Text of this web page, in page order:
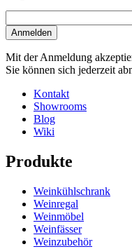
Anmelden
Mit der Anmeldung
Sie können sich jederzeit
Kontakt
Showrooms
Blog
Wiki
Produkte
Weinkühlschrank
Weinregal
Weinmöbel
Weinfässer
Weinzubehör